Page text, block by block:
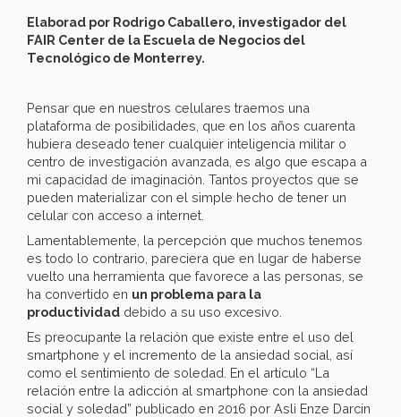
Elaborad por Rodrigo Caballero, investigador del
FAIR Center de la Escuela de Negocios del
Tecnológico de Monterrey.
Pensar que en nuestros celulares traemos una
plataforma de posibilidades, que en los años cuarenta
hubiera deseado tener cualquier inteligencia militar o
centro de investigación avanzada, es algo que escapa a
mi capacidad de imaginación. Tantos proyectos que se
pueden materializar con el simple hecho de tener un
celular con acceso a internet.
Lamentablemente, la percepción que muchos tenemos
es todo lo contrario, pareciera que en lugar de haberse
vuelto una herramienta que favorece a las personas, se
ha convertido en un problema para la
productividad debido a su uso excesivo.
Es preocupante la relación que existe entre el uso del
smartphone y el incremento de la ansiedad social, así
como el sentimiento de soledad. En el artículo “La
relación entre la adicción al smartphone con la ansiedad
social y soledad” publicado en 2016 por Asli Enze Darcin